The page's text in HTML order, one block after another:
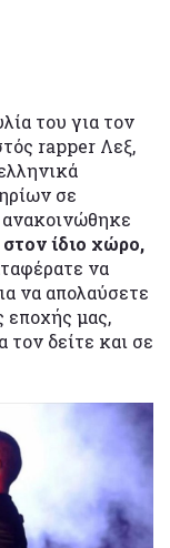
του για τον
rapper Λεξ,
σε
ανακοινώθηκε
στον ίδιο χώρο,
να
να απολαύσετε
εποχής μας,
τον δείτε και σε